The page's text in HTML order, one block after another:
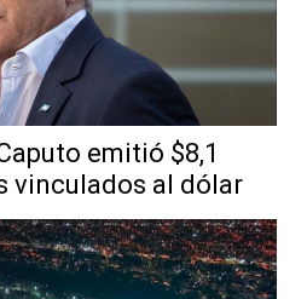
emitió $8,1
vinculados al dólar